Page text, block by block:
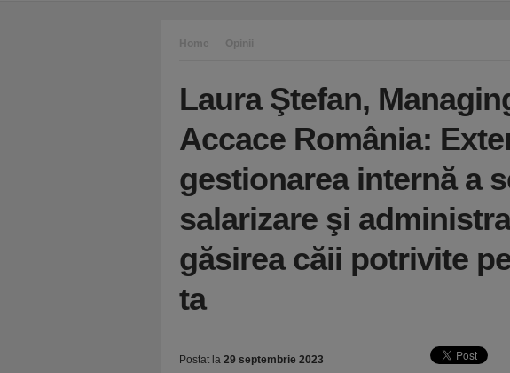
Home Opinii
Laura Ştefan,
Accace România:
gestionarea internă a
salarizare şi
găsirea căii potrivite
ta
Postat la 29 septembrie 2023